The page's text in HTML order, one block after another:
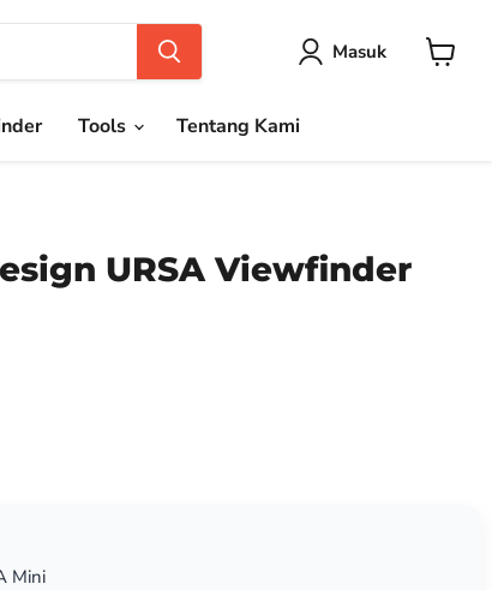
Masuk
Tools Tentang Kami
URSA Viewfinder
Mini